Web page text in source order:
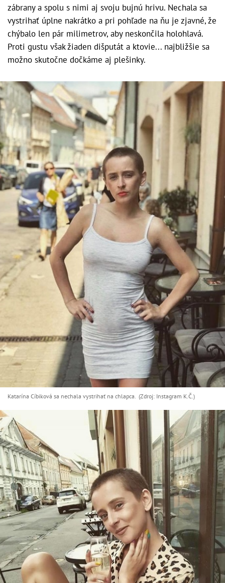
zábrany a spolu s nimi aj svoju bujnú hrivu. Nechala sa
vystrihať úplne nakrátko a pri pohľade na ňu je zjavné, že
chýbalo len pár milimetrov, aby neskončila holohlavá.
Proti gustu však žiaden dišputát a ktovie... najbližšie sa
možno skutočne dočkáme aj plešinky.
Katarína Cíbiková sa nechala vystrihať na chlapca. (Zdroj: Instagram K.Č.)